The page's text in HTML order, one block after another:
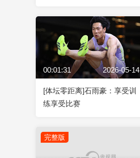
00:01:31 2026-05-14
[体坛零距离]石雨豪：享受训
练享受比赛
完整版